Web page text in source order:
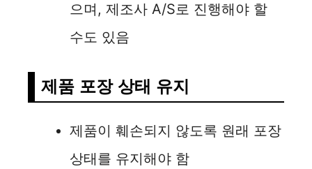
으며, 제조사 A/S로 진행해야 할
수도 있음
제품 포장 상태 유지
제품이 훼손되지 않도록 원래 포장
상태를 유지해야 함